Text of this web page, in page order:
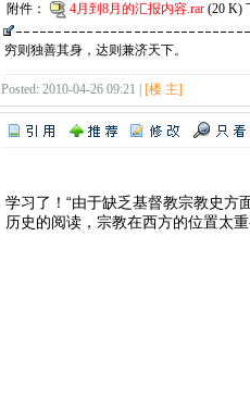
附件：
4月到8月的汇报内容.rar(20 K)
穷则独善其身，达则兼济天下。
Posted: 2010-04-26 09:21 | [楼 主]
学习了！“由于缺乏基督教宗教史方
历史的阅读，宗教在西方的位置太